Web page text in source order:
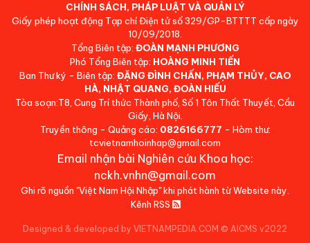
CHÍNH SÁCH, PHÁP LUẬT VÀ QUẢN LÝ
Giấy phép hoạt động Tạp chí Điện tử số 329/GP-BTTTT cấp ngày
10/09/2018.
Tổng Biên tập: ĐOÀN MẠNH PHƯƠNG
Phó Tổng Biên tập: HOÀNG MINH TIẾN
Ban Thư ký - Biên tập: ĐẶNG ĐÌNH CHẤN, PHẠM THỦY, CAO
HÀ, NHẬT QUANG, ĐOÀN HIẾU
Tòa soạn:T8, Cung Trí thức Thành phố, Số 1 Tôn Thất Thuyết, Cầu
Giấy, Hà Nội.
Truyền thông - Quảng cáo: 0826166777 - Hòm thư:
tcvietnamhoinhap@gmail.com
Email nhận bài Nghiên cứu Khoa học:
nckh.vnhn@gmail.com
Ghi rõ nguồn "Việt Nam Hội Nhập" khi phát hành từ Website này.
Kênh RSS
Designed & developed by VIETNAMPEDIA.COM © AICMS v2022